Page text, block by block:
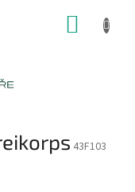
43F103